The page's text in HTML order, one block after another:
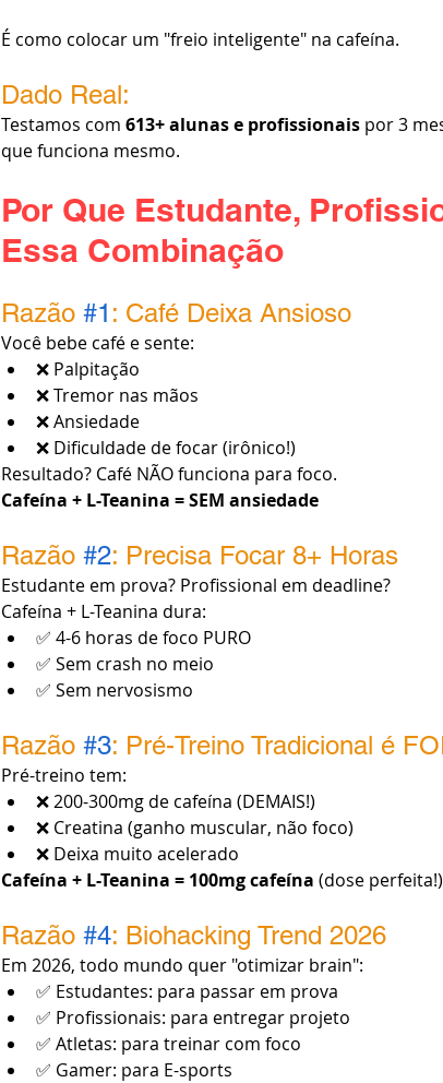
É como colocar um "freio inteligente" na cafeína.
Dado Real:
Testamos com 613+ alunas e profissionais por 3
que funciona mesmo.
Por Que Estudante,
Essa Combinação
Razão #1 : Café Deixa Ansioso
Você bebe café e sente:
❌ Palpitação
❌ Tremor nas mãos
❌ Ansiedade
❌ Dificuldade de focar (irônico!)
Resultado? Café NÃO funciona para foco.
Cafeína + L-Teanina = SEM ansiedade
Razão #2: Precisa Focar 8+ Horas
Estudante em prova? Profissional em deadline?
Cafeína + L-Teanina dura:
✅ 4-6 horas de foco PURO
✅ Sem crash no meio
✅ Sem nervosismo
Razão #3: Pré-Treino Tradicional é
Pré-treino tem:
❌ 200-300mg de cafeína (DEMAIS!)
❌ Creatina (ganho muscular, não foco)
❌ Deixa muito acelerado
Cafeína + L-Teanina = 100mg cafeína (dose perfeita!)
Razão #4: Biohacking Trend 2026
Em 2026, todo mundo quer "otimizar brain":
✅ Estudantes: para passar em prova
✅ Profissionais: para entregar projeto
✅ Atletas: para treinar com foco
✅ Gamer: para E-sports